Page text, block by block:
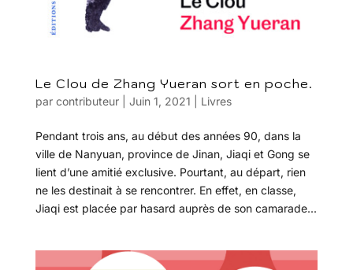
Le Clou de Zhang Yueran sort en poche.
par contributeur| Juin 1, 2021 Livres
Pendant trois ans, au début des années 90, dans la
ville de Nanyuan, province de Jinan, Jiaqi et Gong se
lient d’une amitié exclusive. Pourtant, au départ, rien
ne les destinait à se rencontrer. En effet, en classe,
Jiaqi est placée par hasard auprès de son camarade...